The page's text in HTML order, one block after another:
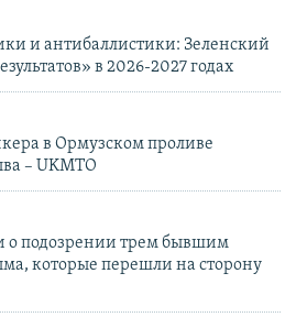
и антибаллистики: Зеленский
в 2026-2027 годах
в Ормузском проливе
– UKMTO
о подозрении трем бывшим
которые перешли на сторону